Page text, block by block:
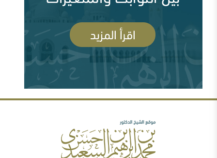
شبهات عن الغلو عند السلفيين . ومنه مقتضبات من مقالات
سابقة
السلفية والصوفية: نصح بعلم وحكم بعدل
السعودية وقطر ومشروع العمق الاستراتيجي (
رأيي فيما صدر عن الشيخ سعد الشثري تجاه داعش (
77978 مشاهدة )
مهرجان جروزني بين المؤتمر والمؤامرة ( 77635
مشاهدة )